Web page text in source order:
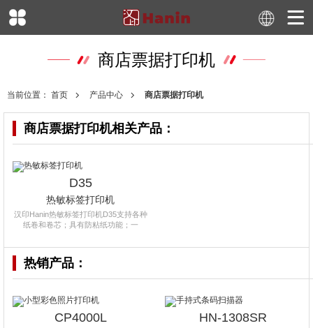
商店票据打印机
当前位置： 首页 产品中心 商店票据打印机
商店票据打印机相关产品：
D35
热敏标签打印机
汉印Hanin热敏标签打印机D35支持各种
纸卷和卷芯；具有防粘纸功能；一
热销产品：
CP4000L HN-1308SR